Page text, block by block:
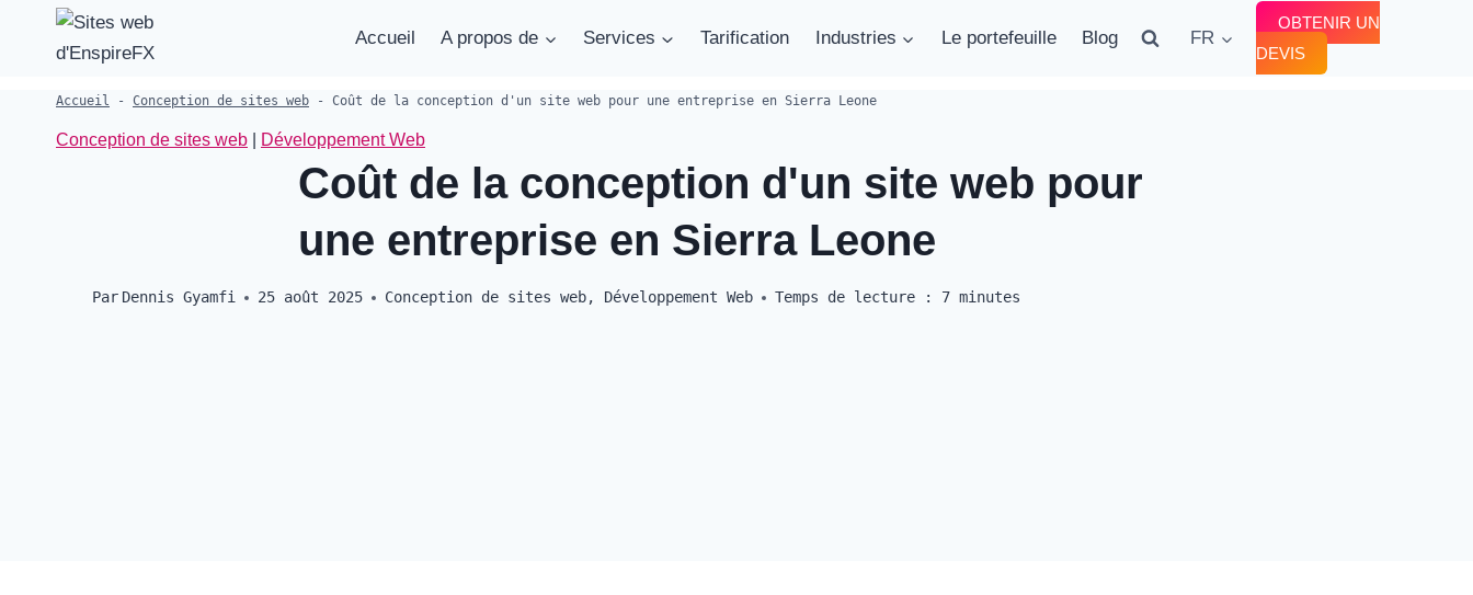
Accueil A propos de Services Tarification Industries Le portefeuille Blog FR
OBTENIR UN
DEVIS
Accueil - Conception de sites web - Coût de la conception d'un site web pour une entreprise en Sierra Leone
Conception de sites web Développement Web
Coût de la conception d'un site web pour
une entreprise en Sierra Leone
Par Dennis Gyamfi 25 août 2025 Conception de sites web, Développement Web Temps de lecture : 7minutes